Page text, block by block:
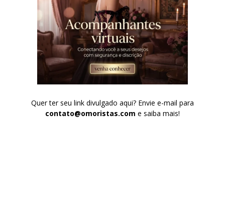
Quer ter seu link divulgado aqui? Envie e-mail para
contato@omoristas.com e saiba mais!